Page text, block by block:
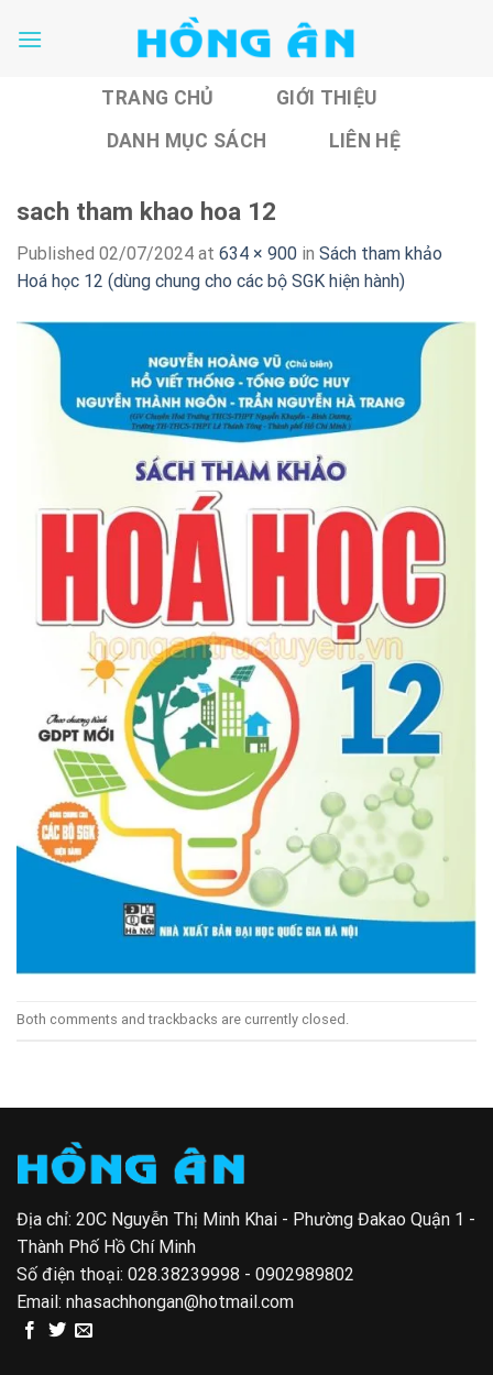
TRANG CHỦ
GIỚI THIỆU
DANH MỤC SÁCH
LIÊN HỆ
sach tham khao hoa 12
Published 02/07/2024 at 634 × 900 in Sách tham khảo
Hoá học 12 (dùng chung cho các bộ SGK hiện hành)
Both comments and trackbacks are currently closed.
Địa chỉ: 20C Nguyễn Thị Minh Khai - Phường Đakao Quận 1 -
Thành Phố Hồ Chí Minh
Số điện thoại: 028.38239998 - 0902989802
Email: nhasachhongan@hotmail.com